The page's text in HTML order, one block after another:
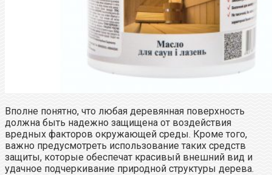
Вполне понятно, что любая деревянная поверхность
должна быть надежно защищена от воздействия
вредных факторов окружающей среды. Кроме того,
важно предусмотреть использование таких средств
защиты, которые обеспечат красивый внешний вид и
удачное подчеркивание природной структуры дерева.